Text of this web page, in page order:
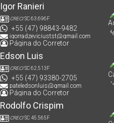
Igor Ranieri
CRECISC 63.696F
+55 (47) 98843-9482
igorradzeviciustst@gmail.com
Página do Corretor
Edson Luis
CRECISC 62.513F
+55 (47) 93380-2705
pateledsonluis@gmail.com
Página do Corretor
Rodolfo Crispim
CRECISC 45.565F